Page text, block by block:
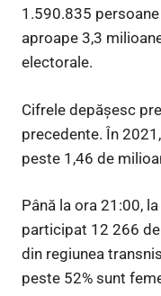
1.590.835
aproape 3,3
electorale.
Cifrele depășesc
precedente. În
peste 1,46 de
Până la ora 21:00,
participat 12 266
din regiunea
peste 52% sunt